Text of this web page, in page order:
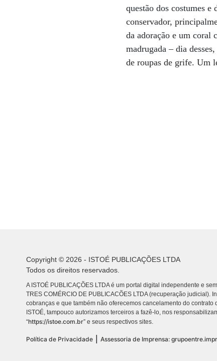
questão dos costumes
conservador,
da adoração e um coral
madrugada – dia
de roupas de grife. Um
Copyright © 2026 - ISTOÉ PUBLICAÇÕES LTDA
Todos os direitos reservados.
A ISTOÉ PUBLICAÇÕES LTDA é um portal digital independente e
TRES COMÉRCIO DE PUBLICACÕES LTDA (recuperação judicial).
cobranças e que também não oferecemos cancelamento do
ISTOÉ, tampouco autorizamos terceiros a fazê-lo, nos
“https://istoe.com.br” e seus respectivos sites.
Política de Privacidade Assessoria de Imprensa: